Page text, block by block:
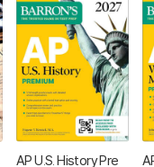
AP U.S. History Pre